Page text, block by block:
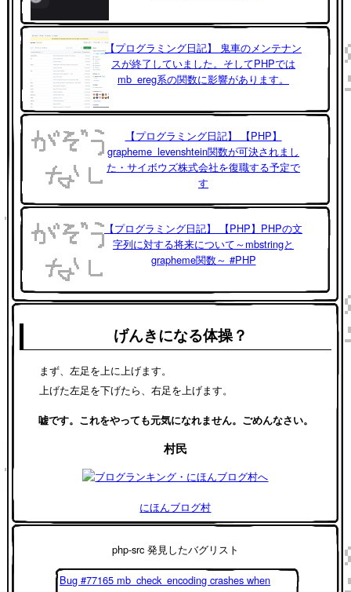
【プログラミング日記】 鬼車のメンテナン
スが終了していました。そしてPHPでは
mb_ereg系の関数に影響があります。
【プログラミング日記】 【PHP】
grapheme_levenshtein関数が可決されまし
た・サイボウズ株式会社を復職する予定で
す
【プログラミング日記】 【PHP】PHPの文
字列に対する将来について～mbstringと
grapheme関数～ #PHP
げんきになる体操？
まず、左足を上に上げます。
上げた左足を下げたら、右足を上げます。
嘘です。これをやっても元気になれません。ごめんなさい。
村民
にほんブログ村
php-src 発見したバグリスト
Bug #77165 mb_check_encoding crashes when